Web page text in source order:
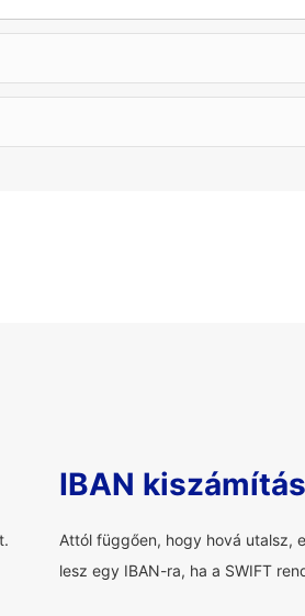
IBAN
Attól függően, hogy hová utalsz,
lesz egy IBAN-ra, ha a SWIFT